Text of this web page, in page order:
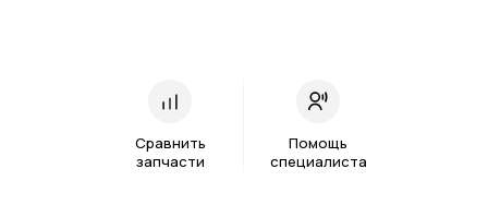
Сравнить
запчасти
Помощь
специалиста